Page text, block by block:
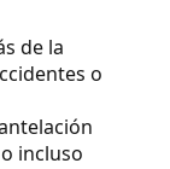
de la
o
incluso